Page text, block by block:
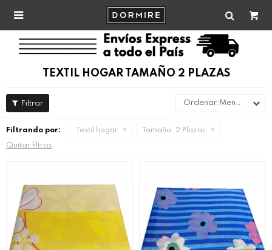

TEXTIL HOGAR TAMAÑO 2 PLAZAS
Menor precio
Filtrando por: Textil hogar Tamaño: 2 Plazas
Quitar filtros